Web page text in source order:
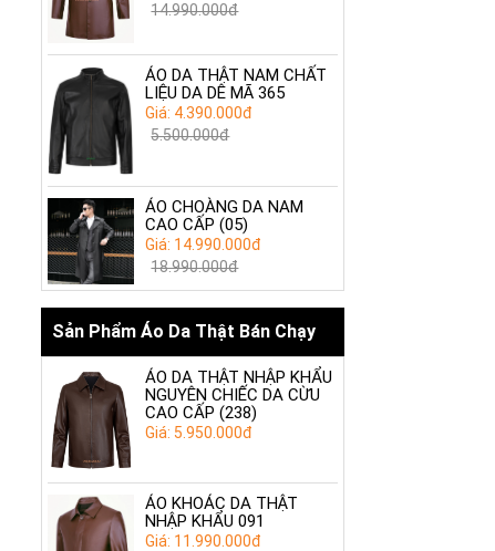
14.990.000đ
ÁO DA THẬT NAM CHẤT
LIỆU DA DÊ MÃ 365
Giá: 4.390.000đ
5.500.000đ
ÁO CHOÀNG DA NAM
CAO CẤP (05)
Giá: 14.990.000đ
18.990.000đ
Sản Phẩm Áo Da Thật Bán Chạy
ÁO DA THẬT NHẬP KHẨU
NGUYÊN CHIẾC DA CỪU
CAO CẤP (238)
Giá: 5.950.000đ
ÁO KHOÁC DA THẬT
NHẬP KHẨU 091
Giá: 11.990.000đ